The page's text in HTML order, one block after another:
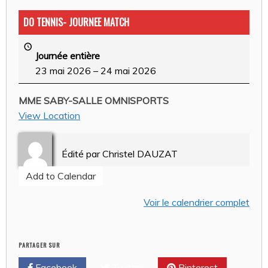
DO TENNIS- JOURNEE MATCH
Journée entière
23 mai 2026 – 24 mai 2026
MME SABY-SALLE OMNISPORTS
View Location
Édité par Christel DAUZAT
Add to Calendar
Voir le calendrier complet
PARTAGER SUR